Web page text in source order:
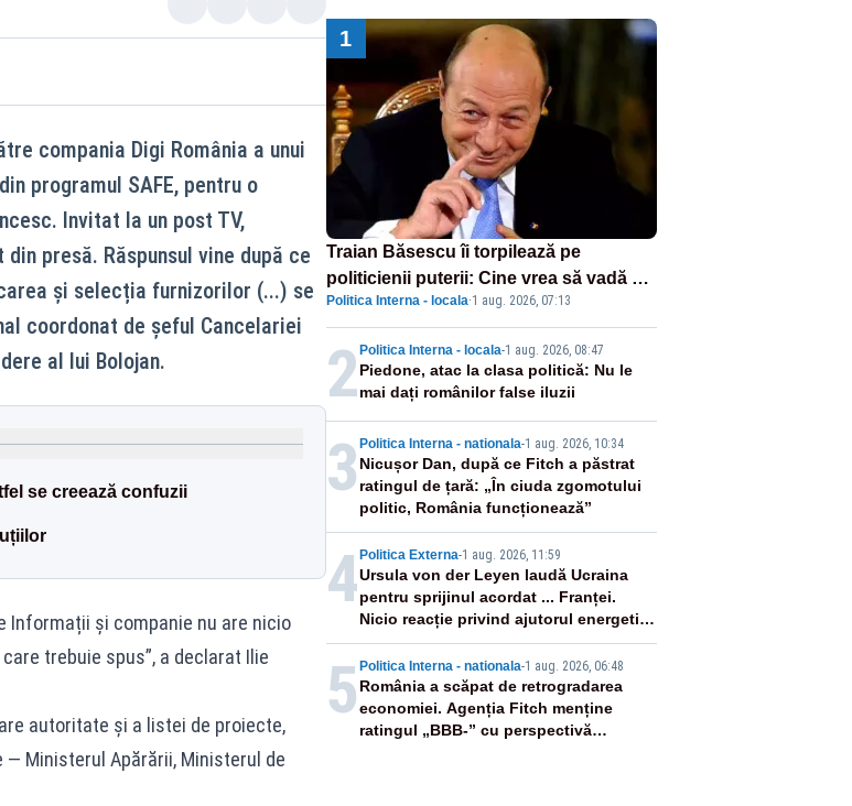
compania Digi România a unui
programul SAFE, pentru o
Invitat la un post TV,
presă. Răspunsul vine după ce
și selecția furnizorilor (...) se
coordonat de șeful Cancelariei
al lui Bolojan.
se creează confuzii
Informații și companie nu are nicio
trebuie spus”, a declarat Ilie
autoritate și a listei de proiecte,
Ministerul Apărării, Ministerul de
1
Traian Băsescu îi torpilează pe
politicienii puterii: Cine vrea să vadă ce
înseamnă să fii prost, se uită la
România
Politica Interna - locala·1 aug. 2026, 07:13
2 Politica Interna - locala-1 aug. 2026, 08:47
Piedone, atac la clasa politică: Nu le
mai dați românilor false iluzii
3 Politica Interna - nationala-1 aug. 2026, 10:34
Nicușor Dan, după ce Fitch a păstrat
ratingul de țară: „În ciuda zgomotului
politic, România funcționează”
4 Politica Externa-1 aug. 2026, 11:59
Ursula von der Leyen laudă Ucraina
pentru sprijinul acordat ... Franței.
Nicio reacție privind ajutorul energetic
promis României
5 Politica Interna - nationala-1 aug. 2026, 06:48
România a scăpat de retrogradarea
economiei. Agenția Fitch menține
ratingul „BBB-” cu perspectivă